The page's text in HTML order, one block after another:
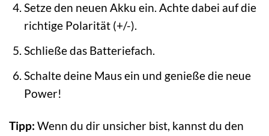
Setze den neuen Akku ein. Achte dabei auf die
richtige Polarität (+/-).
Schließe das Batteriefach.
Schalte deine Maus ein und genieße die neue
Power!
Tipp: Wenn du dir unsicher bist, kannst du den